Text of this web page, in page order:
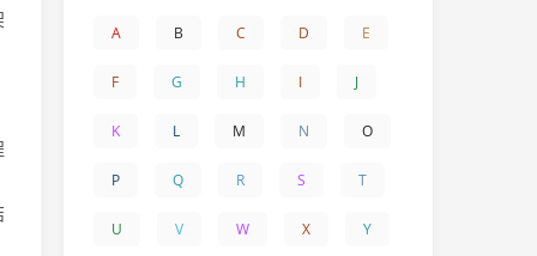
A B C D E
F G H I J
K L M N O
P Q R S T
U V W X Y